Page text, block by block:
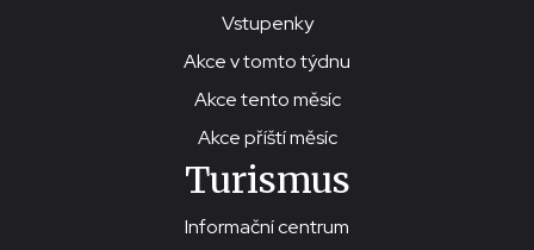
Vstupenky
Akce v tomto týdnu
Akce tento měsíc
Akce příští měsíc
Turismus
Informační centrum